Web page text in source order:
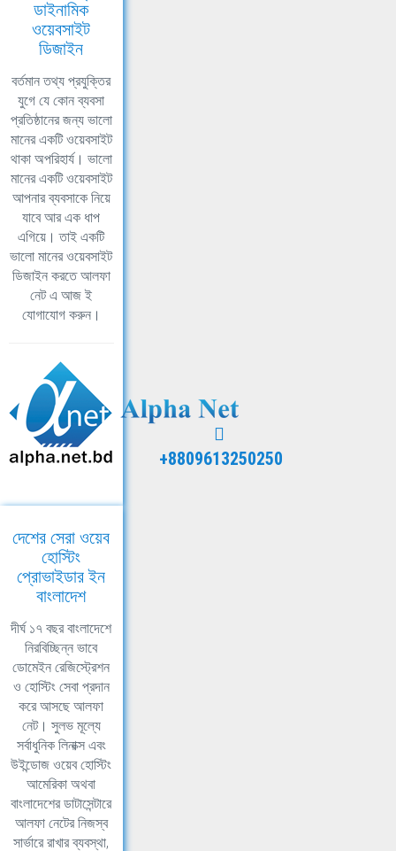
ডাইনামিক
ওয়েবসাইট
ডিজাইন
বর্তমান তথ্য প্রযুক্তির
যুগে যে কোন ব্যবসা
প্রতিষ্ঠানের জন্য ভালো
মানের একটি ওয়েবসাইট
থাকা অপরিহার্য। ভালো
মানের একটি ওয়েবসাইট
আপনার ব্যবসাকে নিয়ে
যাবে আর এক ধাপ
এগিয়ে। তাই একটি
ভালো মানের ওয়েবসাইট
ডিজাইন করতে আলফা
নেট এ আজ ই
যোগাযোগ করুন।
+8809613250250
দেশের সেরা ওয়েব
হোস্টিং
প্রোভাইডার ইন
বাংলাদেশ
দীর্ঘ ১৭ বছর বাংলাদেশে
নিরবিচ্ছিন্ন ভাবে
ডোমেইন রেজিস্ট্রেশন
ও হোস্টিং সেবা প্রদান
করে আসছে আলফা
নেট। সুলভ মূল্যে
সর্বাধুনিক লিনাক্স এবং
উইন্ডোজ ওয়েব হোস্টিং
আমেরিকা অথবা
বাংলাদেশের ডাটাসেন্টারে
আলফা নেটের নিজস্ব
সার্ভারে রাখার ব্যবস্থা,